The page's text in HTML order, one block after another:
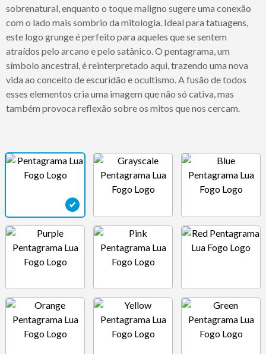
sobrenatural, enquanto o toque maligno sugere uma conexão
com o lado mais sombrio da mitologia. Ideal para tatuagens,
este logo grunge é perfeito para aqueles que se sentem
atraídos pelo arcano e pelo satânico. O pentagrama, um
símbolo ancestral, é reinterpretado aqui, trazendo uma nova
vida ao conceito de escuridão e ocultismo. A fusão de todos
esses elementos cria uma imagem que não só cativa, mas
também provoca reflexão sobre os mitos que nos cercam.